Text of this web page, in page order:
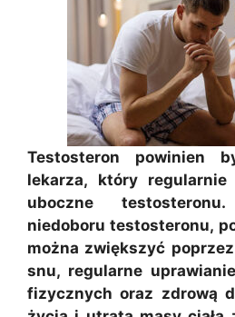
Testosteron powinien
lekarza, który
uboczne
niedoboru testosteronu,
można zwiększyć
snu, regularne
fizycznych oraz zdrową